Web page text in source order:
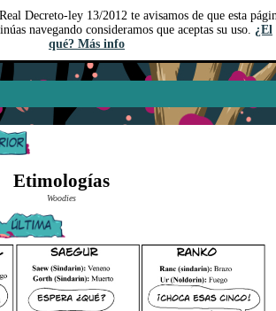
Decreto-ley 13/2012 te avisamos de que esta
navegando consideramos que aceptas su uso. ¿El
qué? Más info
Etimologías
Woodies